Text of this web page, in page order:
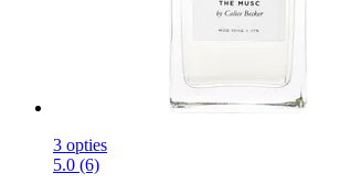
3 opties
5.0 (6)